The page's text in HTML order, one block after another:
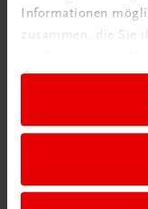
Informationen
zusammen, die Sie
Exklusiver
Rolling Pin über
Erfahren Sie, wie